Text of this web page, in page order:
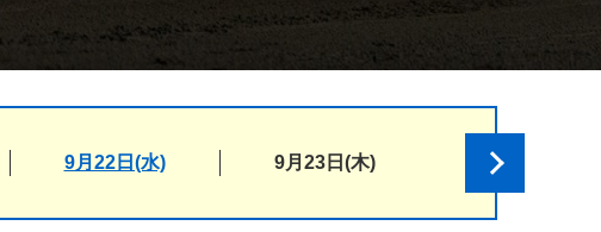
道内の発売情報(PDF)
9月22日(水) 9月23日(木)